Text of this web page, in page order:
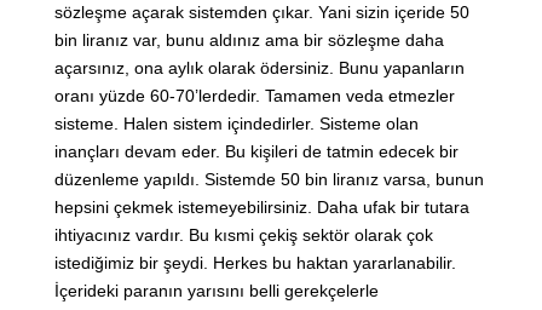
sözleşme açarak sistemden çıkar. Yani sizin içeride 50
bin liranız var, bunu aldınız ama bir sözleşme daha
açarsınız, ona aylık olarak ödersiniz. Bunu yapanların
oranı yüzde 60-70’lerdedir. Tamamen veda etmezler
sisteme. Halen sistem içindedirler. Sisteme olan
inançları devam eder. Bu kişileri de tatmin edecek bir
düzenleme yapıldı. Sistemde 50 bin liranız varsa, bunun
hepsini çekmek istemeyebilirsiniz. Daha ufak bir tutara
ihtiyacınız vardır. Bu kısmi çekiş sektör olarak çok
istediğimiz bir şeydi. Herkes bu haktan yararlanabilir.
İçerideki paranın yarısını belli gerekçelerle